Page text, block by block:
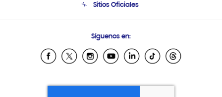
Soporte vía eMail
Sitios Oficiales
Samsung Ecuador
Samsung El Salvador
Samsung Honduras
Síguenos en: